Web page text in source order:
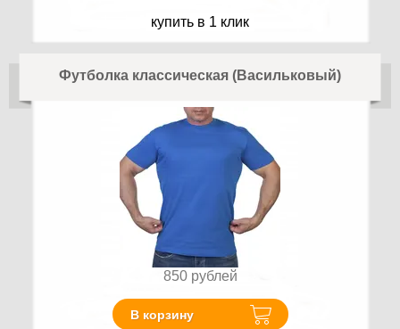
купить в 1 клик
Футболка классическая (Васильковый)
850 рублей
В корзину